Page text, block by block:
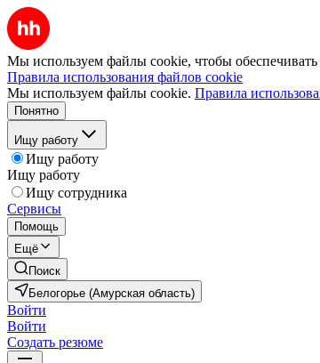
Мы используем файлы cookie, чтобы обеспечивать
Правила использования файлов cookie
Мы используем файлы cookie. Правила
Понятно
Ищу работу
Ищу работу
Ищу работу
Ищу сотрудника
Сервисы
Помощь
Ещё
Поиск
Белогорье (Амурская область)
Войти
Войти
Создать резюме